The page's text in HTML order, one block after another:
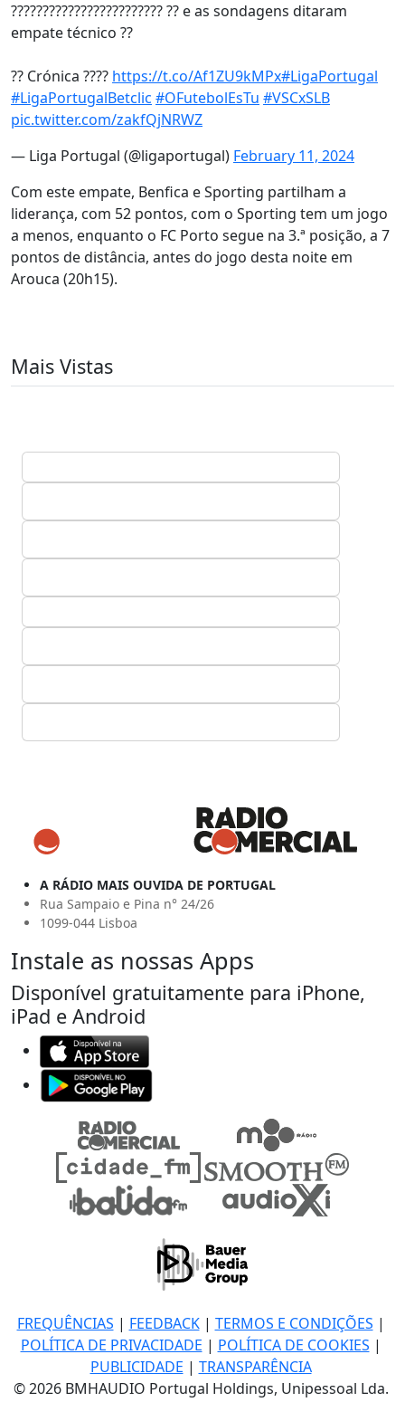
???????????????????????? ?? e as sondagens ditaram
empate técnico ??
?? Crónica ???? https://t.co/Af1ZU9kMPx#LigaPortugal
#LigaPortugalBetclic #OFutebolEsTu #VSCxSLB
pic.twitter.com/zakfQjNRWZ
— Liga Portugal (@ligaportugal) February 11, 2024
Com este empate, Benfica e Sporting partilham a
liderança, com 52 pontos, com o Sporting tem um jogo
a menos, enquanto o FC Porto segue na 3.ª posição, a 7
pontos de distância, antes do jogo desta noite em
Arouca (20h15).
Mais Vistas
A RÁDIO MAIS OUVIDA DE PORTUGAL
Rua Sampaio e Pina n° 24/26
1099-044 Lisboa
Instale as nossas Apps
Disponível gratuitamente para iPhone,
iPad e Android
FREQUÊNCIAS | FEEDBACK| TERMOS E CONDIÇÕES |
POLÍTICA DE PRIVACIDADE | POLÍTICA DE COOKIES |
PUBLICIDADE | TRANSPARÊNCIA
© 2026 BMHAUDIO Portugal Holdings, Unipessoal Lda.